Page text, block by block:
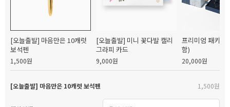
[오늘출발] 마음만은 10캐럿
보석펜
1,500원
[오늘출발] 미니 꽃다발 캘리
그라피 카드
9,000원
프리미엄 패키지
함)
20,000원
[오늘출발] 마음만은 10캐럿 보석펜 1,500원